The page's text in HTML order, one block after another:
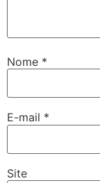
Nome *
E-mail *
Site